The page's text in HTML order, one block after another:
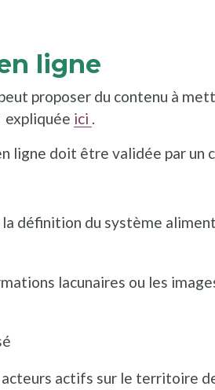
ligne
proposer du contenu à
expliquée ici .
ligne doit être validée par un
définition du système
lacunaires ou les
actifs sur le territoire